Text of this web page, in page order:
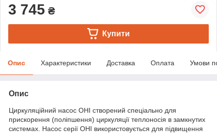
3 745 ₴
Купити
Опис Характеристики Доставка Оплата Умови
Опис
Циркуляційний насос OHI створений спеціально для
прискорення (поліпшення) циркуляції теплоносія в замкнутих
системах. Насос серії OHI використовується для підвищення